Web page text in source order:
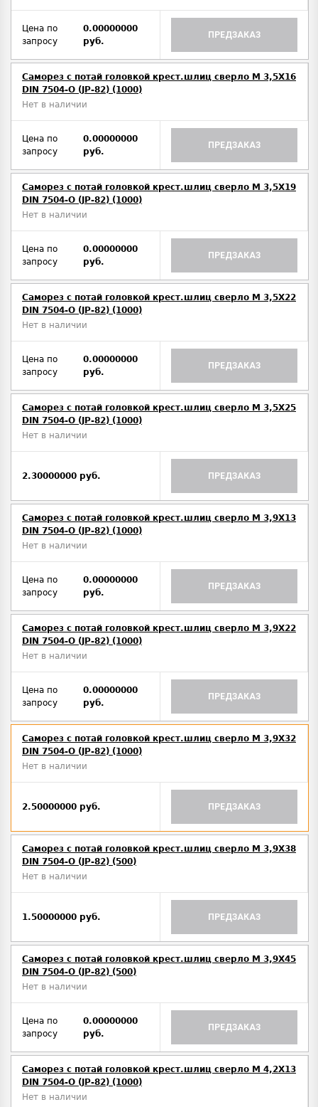
Цена по
запросу
0.00000000
руб.
ПРЕДЗАКАЗ
Саморез с потай головкой крест.шлиц сверло М 3,5Х16
DIN 7504-O (JP-82) (1000)
Нет в наличии
Цена по
запросу
0.00000000
руб.
ПРЕДЗАКАЗ
Саморез с потай головкой крест.шлиц сверло М 3,5Х19
DIN 7504-O (JP-82) (1000)
Нет в наличии
Цена по
запросу
0.00000000
руб.
ПРЕДЗАКАЗ
Саморез с потай головкой крест.шлиц сверло М 3,5Х22
DIN 7504-O (JP-82) (1000)
Нет в наличии
Цена по
запросу
0.00000000
руб.
ПРЕДЗАКАЗ
Саморез с потай головкой крест.шлиц сверло М 3,5Х25
DIN 7504-O (JP-82) (1000)
Нет в наличии
2.30000000 руб. ПРЕДЗАКАЗ
Саморез с потай головкой крест.шлиц сверло М 3,9Х13
DIN 7504-O (JP-82) (1000)
Нет в наличии
Цена по
запросу
0.00000000
руб.
ПРЕДЗАКАЗ
Саморез с потай головкой крест.шлиц сверло М 3,9Х22
DIN 7504-O (JP-82) (1000)
Нет в наличии
Цена по
запросу
0.00000000
руб.
ПРЕДЗАКАЗ
Саморез с потай головкой крест.шлиц сверло М 3,9Х32
DIN 7504-O (JP-82) (1000)
Нет в наличии
2.50000000 руб. ПРЕДЗАКАЗ
Саморез с потай головкой крест.шлиц сверло М 3,9Х38
DIN 7504-O (JP-82) (500)
Нет в наличии
1.50000000 руб. ПРЕДЗАКАЗ
Саморез с потай головкой крест.шлиц сверло М 3,9Х45
DIN 7504-O (JP-82) (500)
Нет в наличии
Цена по
запросу
0.00000000
руб.
ПРЕДЗАКАЗ
Саморез с потай головкой крест.шлиц сверло М 4,2Х13
DIN 7504-O (JP-82) (1000)
Нет в наличии